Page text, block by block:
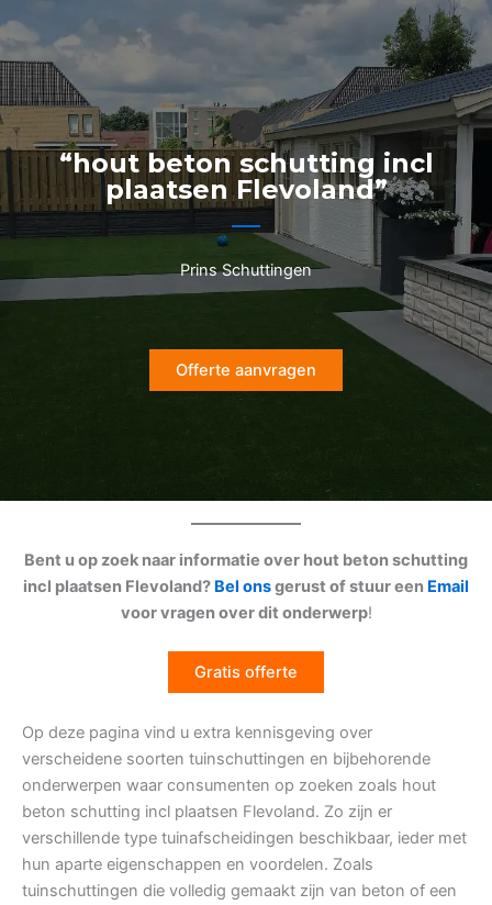
naar
de
inhoud
“hout beton schutting incl
plaatsen Flevoland”
Prins Schuttingen
Offerte aanvragen
Bent u op zoek naar informatie over hout beton schutting
incl plaatsen Flevoland? Bel onsgerust of stuur een Email
voor vragen over dit onderwerp!
Gratis offerte
Op deze pagina vind u extra kennisgeving over
verscheidene soorten tuinschuttingen en bijbehorende
onderwerpen waar consumenten op zoeken zoals hout
beton schutting incl plaatsen Flevoland. Zo zijn er
verschillende type tuinafscheidingen beschikbaar, ieder met
hun aparte eigenschappen en voordelen. Zoals
tuinschuttingen die volledig gemaakt zijn van beton of een